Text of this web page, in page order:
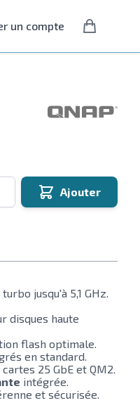
un compte
Ajouter
jusqu'à 5,1 GHz.
disques haute
flash optimale.
en standard.
25 GbE et QM2.
intégrée.
et sécurisée.